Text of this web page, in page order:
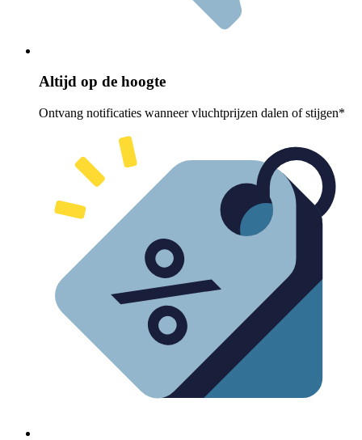
Altijd op de hoogte
Ontvang notificaties wanneer vluchtprijzen dalen of stijgen*